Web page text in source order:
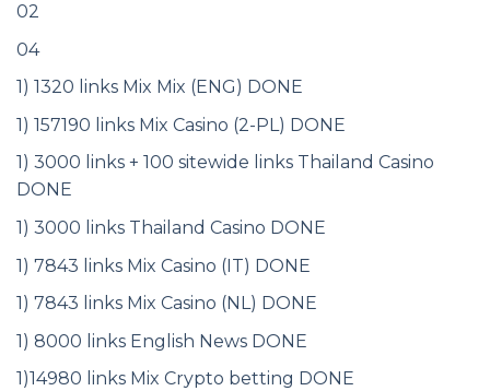
02
04
1) 1320 links Mix Mix (ENG) DONE
1) 157190 links Mix Casino (2-PL) DONE
1) 3000 links + 100 sitewide links Thailand Casino
DONE
1) 3000 links Thailand Casino DONE
1) 7843 links Mix Casino (IT) DONE
1) 7843 links Mix Casino (NL) DONE
1) 8000 links English News DONE
1)14980 links Mix Crypto betting DONE